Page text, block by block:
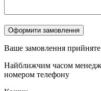
Ваше замовлення
Найближчим часом
номером телефону